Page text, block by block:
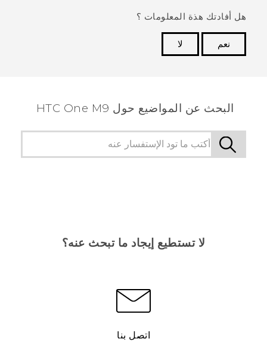
هل أفادتك هذة المعلومات ؟
نعم
لا
البحث عن المواضيع حول HTC One M9
لا تستطيع إيجاد ما تبحث عنه؟
اتصل بنا